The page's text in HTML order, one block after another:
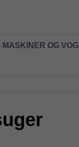
MASKINER OG